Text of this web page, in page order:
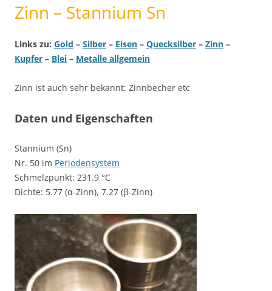
Zinn – Stannium Sn
Links zu: Gold – Silber – Eisen – Quecksilber – Zinn –
Kupfer – Blei – Metalle allgemein
Zinn ist auch sehr bekannt: Zinnbecher etc
Daten und Eigenschaften
Stannium (Sn)
Nr. 50 im Periodensystem
Schmelzpunkt: 231.9 °C
Dichte: 5.77 (α-Zinn), 7.27 (β-Zinn)